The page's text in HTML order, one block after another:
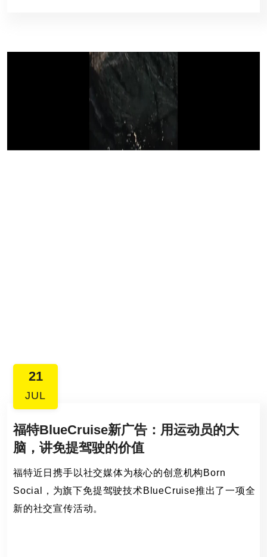
21
JUL
福特BlueCruise新广告：用运动员的大
脑，讲免提驾驶的价值
福特近日携手以社交媒体为核心的创意机构Born
Social，为旗下免提驾驶技术BlueCruise推出了一项全
新的社交宣传活动。